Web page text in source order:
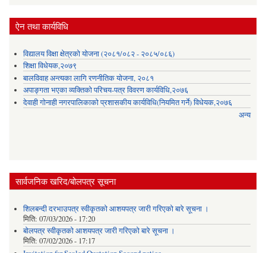
ऐन तथा कार्यविधि
विद्यालय विक्षा क्षेत्रको योजना (२०८१/०८२ - २०८५/०८६)
शिक्षा विधेयक,२०७९
बालविवाह अन्त्यका लागि रणनीतिक योजना, २०८१
अपाङ्गता भएका व्यक्तिको परिचय-पत्र विवरण कार्यविधि,२०७६
देवाही गोनाही नगरपालिकाको प्रशासकीय कार्यविधि(नियमित गर्ने) विधेयक,२०७६
अन्य
सार्वजनिक खरिद/बोलपत्र सूचना
शिलबन्दी दरभाउपत्र स्वीकृतको आशयपत्र जारी गरिएको बारे सूचना ।
मिति: 07/03/2026 - 17:20
बोलपत्र स्वीकृतको आशयपत्र जारी गरिएको बारे सूचना ।
मिति: 07/02/2026 - 17:17